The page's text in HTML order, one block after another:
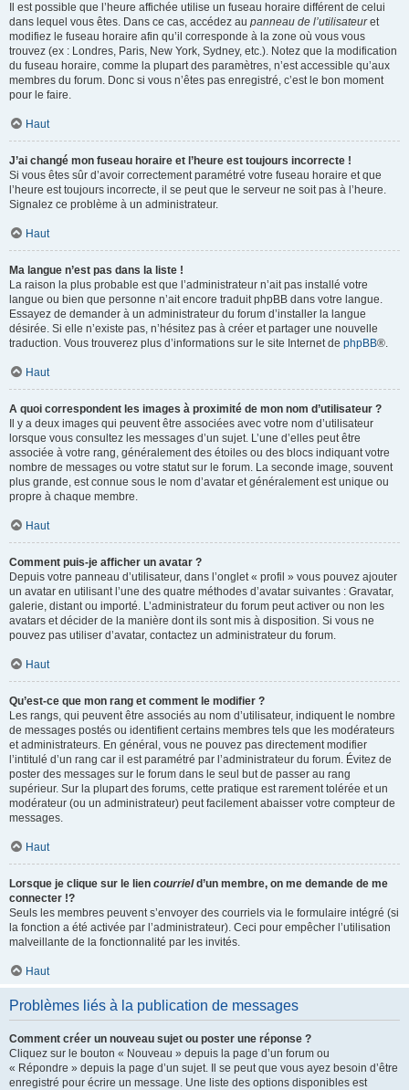
Il est possible que l’heure affichée utilise un fuseau horaire différent de celui
dans lequel vous êtes. Dans ce cas, accédez au panneau de l’utilisateuret
modifiez le fuseau horaire afin qu’il corresponde à la zone où vous vous
trouvez (ex : Londres, Paris, New York, Sydney, etc.). Notez que la modification
du fuseau horaire, comme la plupart des paramètres, n’est accessible qu’aux
membres du forum. Donc si vous n’êtes pas enregistré, c’est le bon moment
pour le faire.
Haut
J’ai changé mon fuseau horaire et l’heure est toujours incorrecte !
Si vous êtes sûr d’avoir correctement paramétré votre fuseau horaire et que
l’heure est toujours incorrecte, il se peut que le serveur ne soit pas à l’heure.
Signalez ce problème à un administrateur.
Haut
Ma langue n’est pas dans la liste !
La raison la plus probable est que l’administrateur n’ait pas installé votre
langue ou bien que personne n’ait encore traduit phpBB dans votre langue.
Essayez de demander à un administrateur du forum d’installer la langue
désirée. Si elle n’existe pas, n’hésitez pas à créer et partager une nouvelle
traduction. Vous trouverez plus d’informations sur le site Internet de phpBB®.
Haut
A quoi correspondent les images à proximité de mon nom d’utilisateur ?
Il y a deux images qui peuvent être associées avec votre nom d’utilisateur
lorsque vous consultez les messages d’un sujet. L’une d’elles peut être
associée à votre rang, généralement des étoiles ou des blocs indiquant votre
nombre de messages ou votre statut sur le forum. La seconde image, souvent
plus grande, est connue sous le nom d’avatar et généralement est unique ou
propre à chaque membre.
Haut
Comment puis-je afficher un avatar ?
Depuis votre panneau d’utilisateur, dans l’onglet « profil » vous pouvez ajouter
un avatar en utilisant l’une des quatre méthodes d’avatar suivantes : Gravatar,
galerie, distant ou importé. L’administrateur du forum peut activer ou non les
avatars et décider de la manière dont ils sont mis à disposition. Si vous ne
pouvez pas utiliser d’avatar, contactez un administrateur du forum.
Haut
Qu’est-ce que mon rang et comment le modifier ?
Les rangs, qui peuvent être associés au nom d’utilisateur, indiquent le nombre
de messages postés ou identifient certains membres tels que les modérateurs
et administrateurs. En général, vous ne pouvez pas directement modifier
l’intitulé d’un rang car il est paramétré par l’administrateur du forum. Évitez de
poster des messages sur le forum dans le seul but de passer au rang
supérieur. Sur la plupart des forums, cette pratique est rarement tolérée et un
modérateur (ou un administrateur) peut facilement abaisser votre compteur de
messages.
Haut
Lorsque je clique sur le lien courrield’un membre, on me demande de me
connecter !?
Seuls les membres peuvent s’envoyer des courriels via le formulaire intégré (si
la fonction a été activée par l’administrateur). Ceci pour empêcher l’utilisation
malveillante de la fonctionnalité par les invités.
Haut
Problèmes liés à la publication de messages
Comment créer un nouveau sujet ou poster une réponse ?
Cliquez sur le bouton « Nouveau » depuis la page d’un forum ou
« Répondre » depuis la page d’un sujet. Il se peut que vous ayez besoin d’être
enregistré pour écrire un message. Une liste des options disponibles est